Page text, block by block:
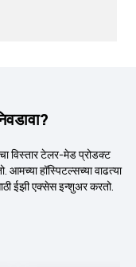
विस्तार टेलर-मेड प्रोडक्ट
हॉस्पिटल्सच्या वाढत्या
ईझी एक्सेस इन्शुअर करतो.